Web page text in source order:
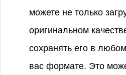
можете не только
оригинальном
сохранять его в
вас формате. Это